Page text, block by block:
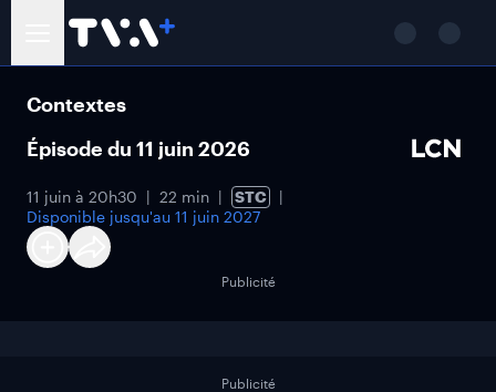
Contextes
Épisode du 11 juin 2026
11 juin à 20h30 22 min
STC
Disponible jusqu'au 11 juin 2027
Publicité
Publicité